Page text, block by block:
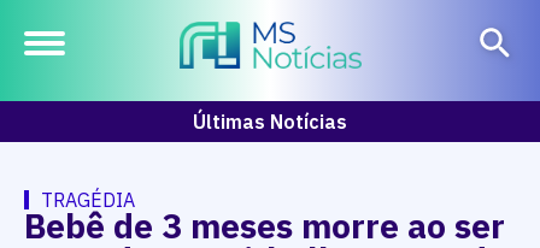
Últimas Notícias
TRAGÉDIA
Bebê de 3 meses morre ao ser